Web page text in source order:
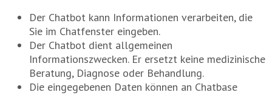
Der Chatbot kann Informationen verarbeiten, die
Sie im Chatfenster eingeben.
Der Chatbot dient allgemeinen
Informationszwecken. Er ersetzt keine medizinische
Beratung, Diagnose oder Behandlung.
Die eingegebenen Daten können an Chatbase